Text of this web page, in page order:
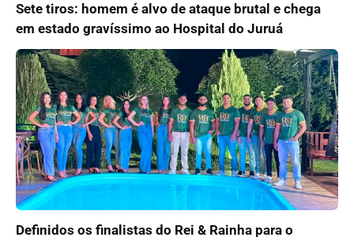
Sete tiros: homem é alvo de ataque brutal e chega
em estado gravíssimo ao Hospital do Juruá
Definidos os finalistas do Rei & Rainha para o